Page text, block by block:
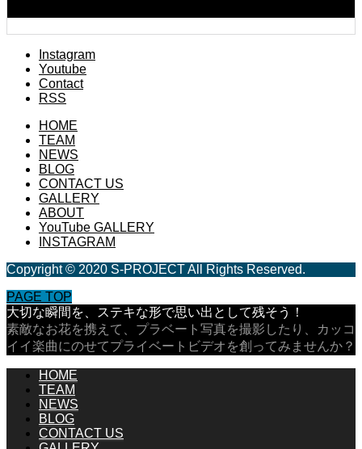
Instagram
Youtube
Contact
RSS
HOME
TEAM
NEWS
BLOG
CONTACT US
GALLERY
ABOUT
YouTube GALLERY
INSTAGRAM
Copyright © 2020 S-PROJECT All Rights Reserved.
PAGE TOP
大切な瞬間を、ステキな形で思い出として残そう！
素敵なお花を携えて、プラベート写真を撮影したり、カッコ
イイ楽曲にのせてプライベートビデオを創ってみませんか？
HOME
TEAM
NEWS
BLOG
CONTACT US